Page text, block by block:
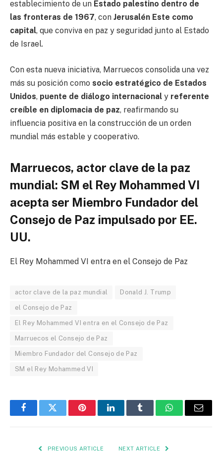
establecimiento de un Estado palestino dentro de
las fronteras de 1967, con Jerusalén Este como
capital, que conviva en paz y seguridad junto al Estado
de Israel.
Con esta nueva iniciativa, Marruecos consolida una vez
más su posición como socio estratégico de Estados
Unidos, puente de diálogo internacional y referente
creíble en diplomacia de paz, reafirmando su
influencia positiva en la construcción de un orden
mundial más estable y cooperativo.
Marruecos, actor clave de la paz
mundial: SM el Rey Mohammed VI
acepta ser Miembro Fundador del
Consejo de Paz impulsado por EE.
UU.
El Rey Mohammed VI entra en el Consejo de Paz
actor clave de la paz mundial Donald J. Trump
el Consejo de Paz
El Rey Mohammed VI entra en el Consejo de Paz
Marruecos el Consejo de Paz
Miembro Fundador del Consejo de Paz
SM el Rey Mohammed VI
FacebookTwitter PinterestLinkedInTumblr WhatsAppEmail
PREVIOUS ARTICLE NEXT ARTICLE